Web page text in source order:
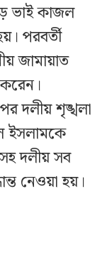
ভাই কাজল
পরবর্তী
জামায়াত
দলীয় শৃঙ্খলা
ইসলামকে
দলীয় সব
নেওয়া হয়।